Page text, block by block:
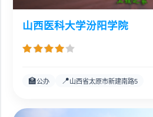
山西医科大学汾阳学院
🏫公办 📍山西省太原市新建南路5